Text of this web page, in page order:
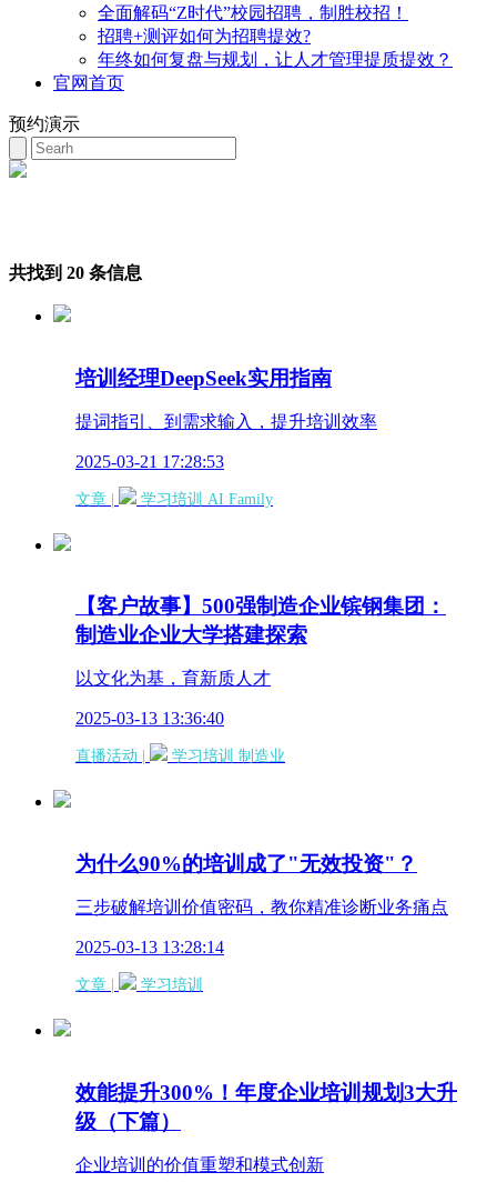
全面解码“Z时代”校园招聘，制胜校招！
招聘+测评如何为招聘提效?
年终如何复盘与规划，让人才管理提质提效？
官网首页
预约演示
共找到 20 条信息
培训经理DeepSeek实用指南
提词指引、到需求输入，提升培训效率
2025-03-21 17:28:53
文章 | 学习培训 AI Family
【客户故事】500强制造企业镔钢集团：
制造业企业大学搭建探索
以文化为基，育新质人才
2025-03-13 13:36:40
直播活动 | 学习培训 制造业
为什么90%的培训成了"无效投资"？
三步破解培训价值密码，教你精准诊断业务痛点
2025-03-13 13:28:14
文章 | 学习培训
效能提升300%！年度企业培训规划3大升
级（下篇）
企业培训的价值重塑和模式创新